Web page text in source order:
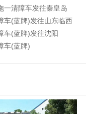
一清障车发往秦皇岛
车(蓝牌)发往山东临西
车(蓝牌)发往沈阳
车(蓝牌)